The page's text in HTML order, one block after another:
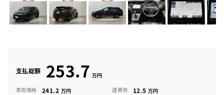
支払総額 253.7
車両価格 241.2 諸費用 12.5